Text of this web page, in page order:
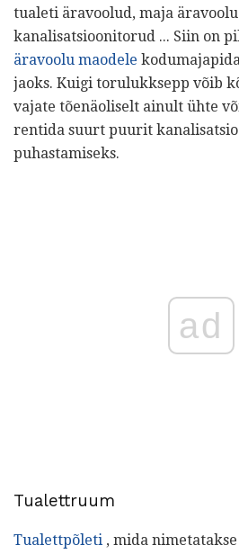
tualeti äravoolud, maja
kanalisatsioonitorud ... Siin on
äravoolu maodele
jaoks. Kuigi torulukksepp võib
vajate tõenäoliselt ainult ühte
rentida suurt puurit
puhastamiseks.
ad
Tualettruum
Tualettpõleti , mida